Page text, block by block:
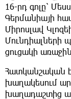
16-րդ գոլը՝
Գերմանիայի
Միրոսլավ
Մունդիալների
ցուցակի
Հատկանշական
խաղակեսում
խաղադաշտից